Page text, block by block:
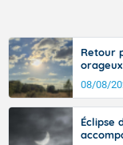
Retour
08/08/
Éclipse